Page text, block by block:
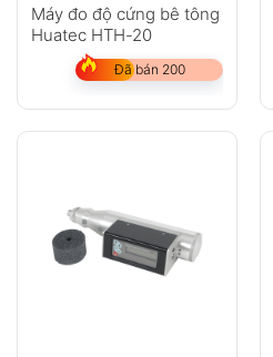
Máy đo độ cứng bê tông
Huatec HTH-20
Đã bán 200